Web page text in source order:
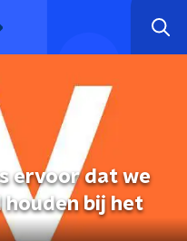
ervoor dat we
bij het